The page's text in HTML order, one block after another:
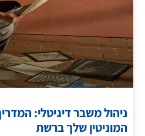
ניהול משבר דיגיטלי:
המוניטין שלך ברשת